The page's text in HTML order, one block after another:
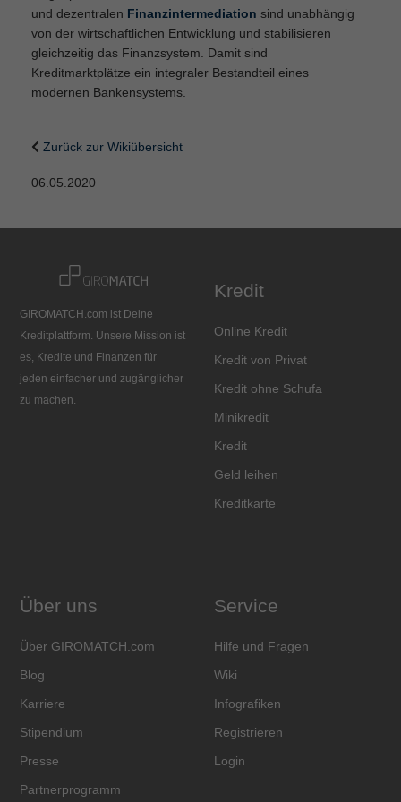
und dezentralen Finanzintermediation sind unabhängig
von der wirtschaftlichen Entwicklung und stabilisieren
gleichzeitig das Finanzsystem. Damit sind
Kreditmarktplätze ein integraler Bestandteil eines
modernen Bankensystems.
Zurück zur Wikiübersicht
06.05.2020
GIROMATCH.com ist Deine
Kreditplattform. Unsere Mission ist
es, Kredite und Finanzen für
jeden einfacher und zugänglicher
zu machen.
Kredit
Online Kredit
Kredit von Privat
Kredit ohne Schufa
Minikredit
Kredit
Geld leihen
Kreditkarte
Über uns
Über GIROMATCH.com
Blog
Karriere
Stipendium
Presse
Partnerprogramm
Service
Hilfe und Fragen
Wiki
Infografiken
Registrieren
Login